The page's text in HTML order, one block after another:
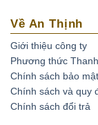
thanh tịnh,
Những người
(bệnh viện,
Không Tạng
tà.
Về An Thịnh
Giới thiệu công ty
Phương thức
Chính sách bảo
Chính sách và quy
Chính sách đổi trả